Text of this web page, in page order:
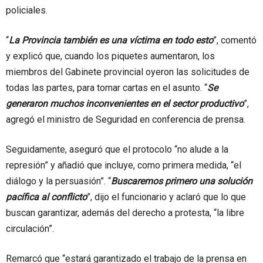
policiales.
“La Provincia también es una víctima en todo esto”, comentó
y explicó que, cuando los piquetes aumentaron, los
miembros del Gabinete provincial oyeron las solicitudes de
todas las partes, para tomar cartas en el asunto. “Se
generaron muchos inconvenientes en el sector productivo”,
agregó el ministro de Seguridad en conferencia de prensa.
Seguidamente, aseguró que el protocolo “no alude a la
represión” y añadió que incluye, como primera medida, “el
diálogo y la persuasión”. “Buscaremos primero una solución
pacífica al conflicto”, dijo el funcionario y aclaró que lo que
buscan garantizar, además del derecho a protesta, “la libre
circulación”.
Remarcó que “estará garantizado el trabajo de la prensa en